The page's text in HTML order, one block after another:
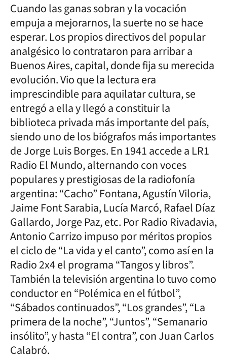
Cuando las ganas sobran y la vocación
empuja a mejorarnos, la suerte no se hace
esperar. Los propios directivos del popular
analgésico lo contrataron para arribar a
Buenos Aires, capital, donde fija su merecida
evolución. Vio que la lectura era
imprescindible para aquilatar cultura, se
entregó a ella y llegó a constituir la
biblioteca privada más importante del país,
siendo uno de los biógrafos más importantes
de Jorge Luis Borges. En 1941 accede a LR1
Radio El Mundo, alternando con voces
populares y prestigiosas de la radiofonía
argentina: “Cacho” Fontana, Agustín Viloria,
Jaime Font Sarabia, Lucía Marcó, Rafael Díaz
Gallardo, Jorge Paz, etc. Por Radio Rivadavia,
Antonio Carrizo impuso por méritos propios
el ciclo de “La vida y el canto”, como así en la
Radio 2x4 el programa “Tangos y libros”.
También la televisión argentina lo tuvo como
conductor en “Polémica en el fútbol”,
“Sábados continuados”, “Los grandes”, “La
primera de la noche”, “Juntos”, “Semanario
insólito”, y hasta “El contra”, con Juan Carlos
Calabró.